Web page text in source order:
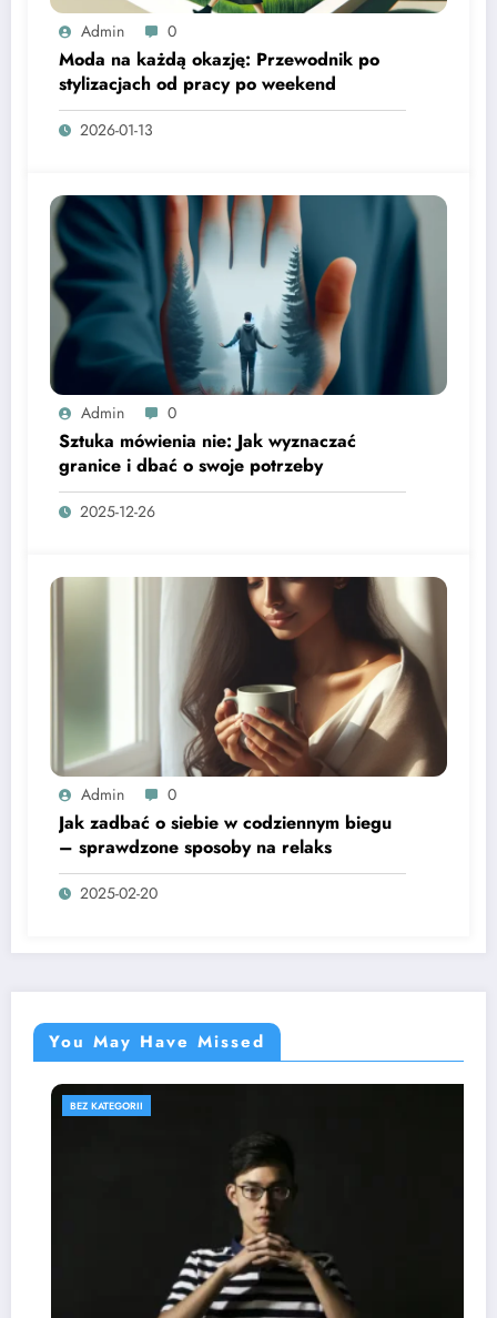
Admin 0
Moda na każdą okazję: Przewodnik po
stylizacjach od pracy po weekend
2026-01-13
Admin 0
Sztuka mówienia nie: Jak wyznaczać
granice i dbać o swoje potrzeby
2025-12-26
Admin 0
Jak zadbać o siebie w codziennym biegu
– sprawdzone sposoby na relaks
2025-02-20
You May Have Missed
BEZ KATEGORII